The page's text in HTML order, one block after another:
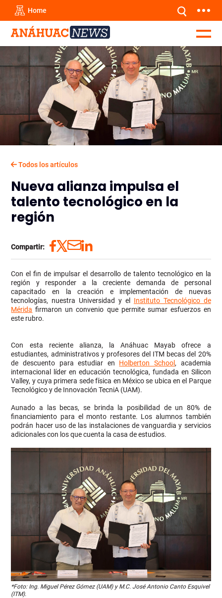
Home
Todos los artículos
Nueva alianza impulsa el
talento tecnológico en la
región
Compartir:
Con el fin de impulsar el desarrollo de talento tecnológico en la
región y responder a la creciente demanda de personal
capacitado en la creación e implementación de nuevas
tecnologías, nuestra Universidad y el Instituto Tecnológico de
Mérida firmaron un convenio que permite sumar esfuerzos en
este rubro.
Con esta reciente alianza, la Anáhuac Mayab ofrece a
estudiantes, administrativos y profesores del ITM becas del 20%
de descuento para estudiar en Holberton School , academia
internacional líder en educación tecnológica, fundada en Silicon
Valley, ycuya primera sede física en México se ubica en el Parque
Tecnológico y de Innovación TecniA (UAM).
Aunado a las becas, se brinda la posibilidad de un 80% de
financiamiento para el monto restante. Los alumnos también
podrán hacer uso de las instalaciones de vanguardia y servicios
adicionales con los que cuenta la casa de estudios.
*Foto: Ing. Miguel Pérez Gómez (UAM) y M.C. José Antonio Canto Esquivel
(ITM).